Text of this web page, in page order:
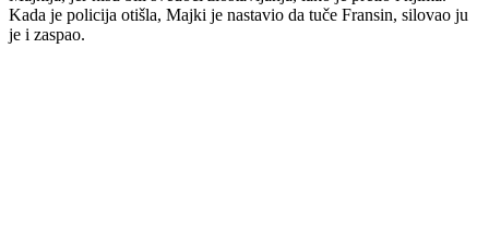
Kada je policija otišla, Majki je nastavio da tuče Fransin, silovao ju
je i zaspao.